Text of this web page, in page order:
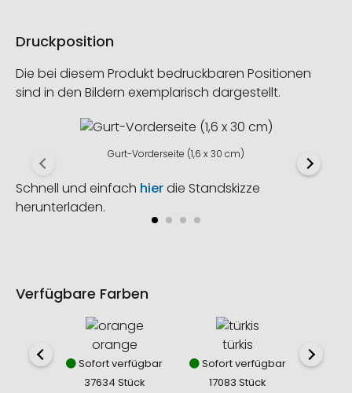
Druckposition
Die bei diesem Produkt bedruckbaren Positionen
sind in den Bildern exemplarisch dargestellt.
Gurt-Vorderseite (1,6 x 30 cm)
Schnell und einfach hierdie Standskizze
herunterladen.
Verfügbare Farben
orange
Sofort verfügbar
37634 Stück
türkis
Sofort verfügbar
17083 Stück